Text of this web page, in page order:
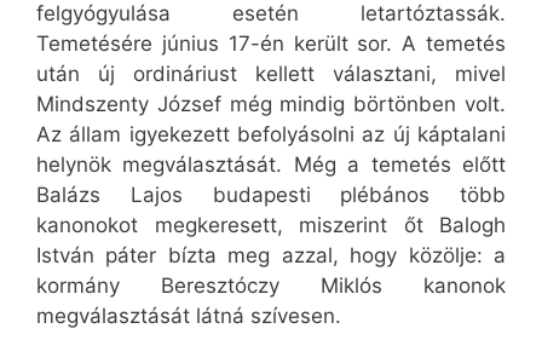
felgyógyulása esetén letartóztassák.
Temetésére június 17-én került sor. A temetés
után új ordináriust kellett választani, mivel
Mindszenty József még mindig börtönben volt.
Az állam igyekezett befolyásolni az új káptalani
helynök megválasztását. Még a temetés előtt
Balázs Lajos budapesti plébános több
kanonokot megkeresett, miszerint őt Balogh
István páter bízta meg azzal, hogy közölje: a
kormány Beresztóczy Miklós kanonok
megválasztását látná szívesen.